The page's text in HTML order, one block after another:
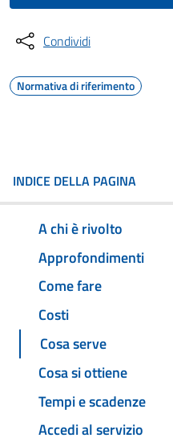
Condividi
Normativa di riferimento
INDICE DELLA PAGINA
A chi è rivolto
Approfondimenti
Come fare
Costi
Cosa serve
Cosa si ottiene
Tempi e scadenze
Accedi al servizio